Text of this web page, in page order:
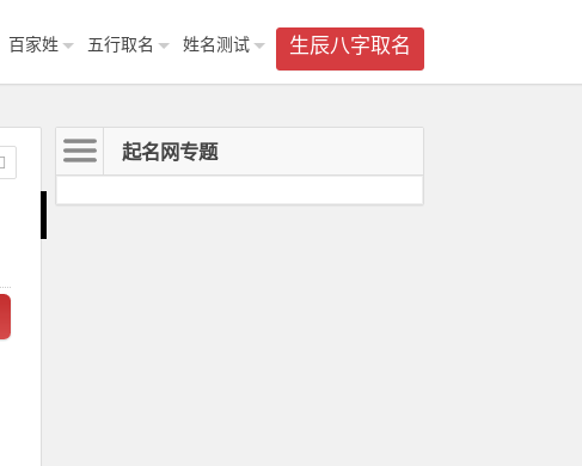
生辰八字取名
百家姓 五行取名 姓名测试
起名网专题